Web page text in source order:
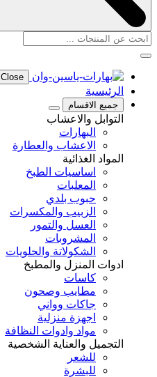
Close
الرئيسية
جميع الاقسام
التوابل والاعشاب
البهارات
الاعشاب والعطارة
المواد الغذائية
اساسيات الطبخ
المعلبات
حبوب بلدي
الزبيب والمكسرات
العسل والتمور
المشروبات
الشكولاتة والحلويات
ادوات المنزل والمطبخ
كاسات
مطايب وصحون
جاكات وواني
اجهزة منزلية
مواد وادوات النظافة
التجميل والعناية الشخصية
للشعر
للبشرة